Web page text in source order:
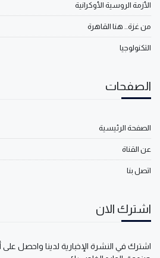
الأزمة الروسية الأوكرانية
من غزة.. هنا القاهرة
التكنولوجيا
الصفحات
الصفحة الرئيسية
عن القناة
اتصل بنا
اشترك الان
اشترك في النشرة الإخبارية لدينا واحصل على